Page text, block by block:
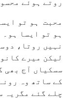
روتے ہوئے
محبت ہو تو
ہو تو ایسا
نہیں روتا،
لیکن میرے
سسکیاں آج بھی
کے ساتھ وہ
چلے گئے مگریہ